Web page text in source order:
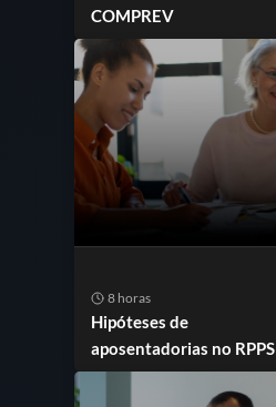
COMPREV
8 horas
Hipóteses de
aposentadorias no RPPS